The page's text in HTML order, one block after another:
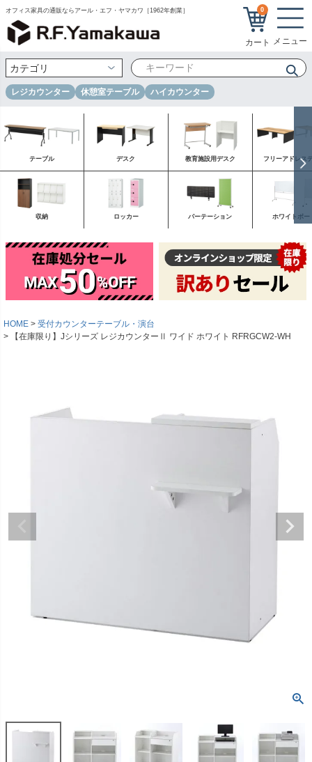
オフィス家具の通販ならアール・エフ・ヤマカワ［1962年創業］ 0
レジカウンター 休憩室テーブル ハイカウンター
テーブル デスク 教育施設用デスク フリーアドレス
収納 ロッカー パーテーション ホワイトボー
HOME
受付カウンターテーブル・演台
【在庫限り】Jシリーズ レジカウンターⅡ ワイド ホワイト RFRGCW2-WH